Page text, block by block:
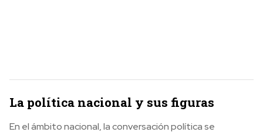
La política nacional y sus figuras
En el ámbito nacional, la conversación política se